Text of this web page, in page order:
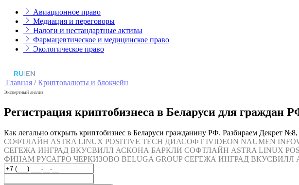
Авиационное право
Медиация и переговоры
Налоги и нестандартные активы
Фармацевтическое и медицинское право
Экологическое право
RU|EN
Главная /Криптовалюты и блокчейн
Экспертный анализ
Регистрация криптобизнеса в Беларуси для граждан
Как легально открыть криптобизнес в Беларуси гражданину РФ. Разбираем Декрет
СОФТЛАЙН ASTRA LINUX POSITIVE TECH ДИАСОФТ IVIDEON NAUMEN
СЕГЕЖА ИНГРАД ВКУСВИЛЛ АСКОНА БАРКЛИ СОФТЛАЙН ASTRA LINUX
ФИНАМ РУСАГРО ЧЕРКИЗОВО BELUGA GROUP СЕГЕЖА ИНГРАД ВКУСВИЛЛ